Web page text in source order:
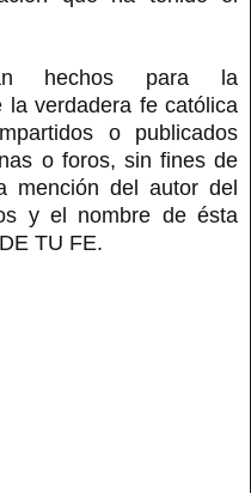
hechos para la
la verdadera fe católica
o publicados
o foros, sin fines de
mención del autor del
y el nombre de ésta
TU FE.